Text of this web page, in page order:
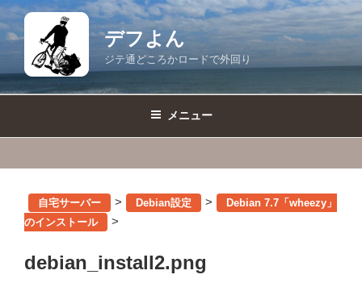
コ
ン
デフよん
ジテ通どころかロードで外回り
メニュー
自宅サーバー > Debian設定 >
Debian 7.7「wheezy」
のインストール
>
debian_install2.png